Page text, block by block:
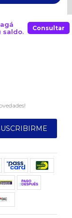
saldo.
Consultar